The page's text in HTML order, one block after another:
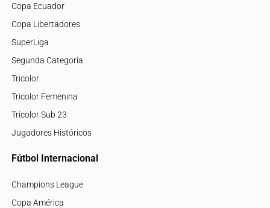
Copa Ecuador
Copa Libertadores
SuperLiga
Segunda Categoría
Tricolor
Tricolor Femenina
Tricolor Sub 23
Jugadores Históricos
Fútbol Internacional
Champions League
Copa América